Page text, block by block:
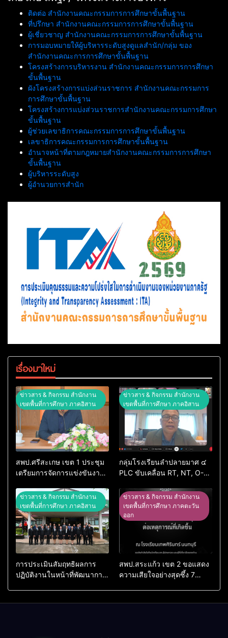
ติดต่อ สำนักงานคณะกรรมการการศึกษาขั้นพื้นฐาน
ที่ปรึกษา สำนักงานคณะกรรมการการศึกษาขั้นพื้นฐาน
ผู้เชี่ยวชาญ สำนักงานคณะกรรมการการศึกษาขั้นพื้นฐาน
การมอบหมายให้ผู้บริหารระดับสูงดูแลสำนัก/กลุ่ม ของ
สำนักงานคณะการการศึกษาขั้นพื้นฐาน
โครงสร้างการบริหารงาน สำนักงานคณะกรรมการการศึกษา
ขั้นพื้นฐาน
ผังโครงสร้างการแบ่งส่วนราชการ สำนักงานคณะกรรมการ
การศึกษาขั้นพื้นฐาน
โครงสร้างการแบ่งส่วนราชการสำนักงานคณะกรรมการศึกษา
ขั้นพื้นฐาน
ผู้ช่วยเลขาธิการคณะกรรมการการศึกษาขั้นพื้นฐาน
เลขาธิการคณะกรรมการการศึกษาขั้นพื้นฐาน
อำนาจหน้าที่ตามกฎหมายสำนักงานคณะกรรมการการศึกษา
ขั้นพื้นฐาน
ผู้บริหารระดับสูง
ผู้อำนวยการสำนัก
เรื่องมาใหม่
ข่าวสาร & กิจกรรม สำนักงาน
เขตพื้นที่การศึกษา ภาคอิสาน
สพป.ศรีสะเกษ เขต 1 ประชุม
เตรียมการจัดการแข่งขันงาน
74 ปีการศึกษา 2569
ข่าวสาร & กิจกรรม สำนักงาน
เขตพื้นที่การศึกษา ภาคอิสาน
กลุ่มโรงเรียนลำปลายมาศ ๔
PLC ขับเคลื่อน RT, NT, O-
ข่าวสาร & กิจกรรม สำนักงาน
เขตพื้นที่การศึกษา ภาคอิสาน
การประเมินสัมฤทธิผลการ
ปฏิบัติงานในหน้าที่พัฒนาการ
ข่าวสาร & กิจกรรม สำนักงาน
เขตพื้นที่การศึกษา ภาคตะวัน
ออก
สพป.สระแก้ว เขต 2 ขอแสดง
ความเสียใจอย่างสุดซึ้ง 7